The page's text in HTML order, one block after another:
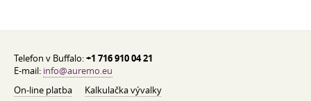
Telefon v Buffalo:+1 716 910 04 21
E-mail: info@auremo.eu
On-line platba
Kalkulačka vývalky